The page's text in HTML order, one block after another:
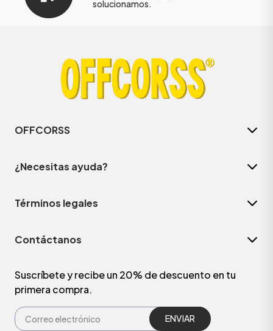
solucionamos.
OFFCORSS
¿Necesitas ayuda?
Términos legales
Contáctanos
Suscríbete y recibe un 20% de descuento en tu
primera compra.
ENVIAR